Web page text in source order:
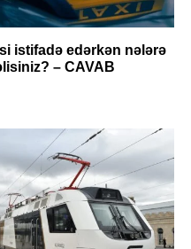
istifadə edərkən nələrə
– CAVAB